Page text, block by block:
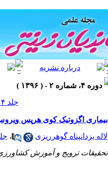
دوره ۴، شماره ۲ - ( ۱۳۹۶ )
جلد ۴ شماره ۲ صفحات ۱۷-۱۳
بیماری اگزوتیک کوی هرپس
لاله یزدانپناه گوهرریزی ،
تحقیقات ترویج و آموزش